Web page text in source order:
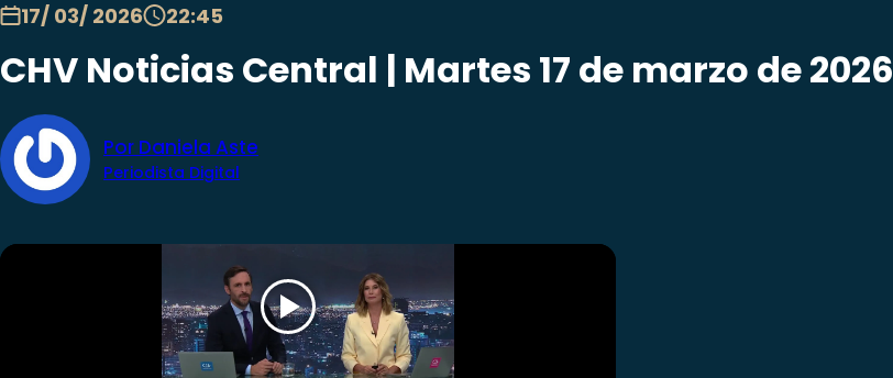
17/ 03/ 2026 22:45
CHV Noticias Central | Martes 17 de marzo de 2026
Por Daniela Aste
Periodista Digital